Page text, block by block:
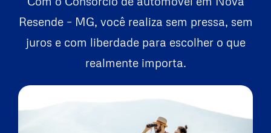
Resende – MG, você realiza sem pressa, sem
juros e com liberdade para escolher o que
realmente importa.